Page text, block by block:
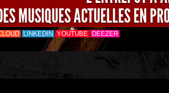
MUSIQUES ACTUELLES EN
LINKEDIN YOUTUBE DEEZER